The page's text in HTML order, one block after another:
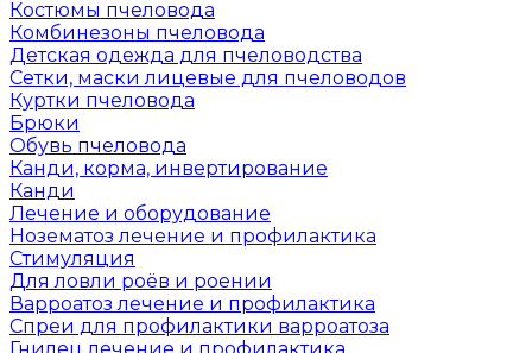
Костюмы пчеловода
Комбинезоны пчеловода
Детская одежда для пчеловодства
Сетки, маски лицевые для пчеловодов
Куртки пчеловода
Брюки
Обувь пчеловода
Канди, корма, инвертирование
Канди
Лечение и оборудование
Нозематоз лечение и профилактика
Стимуляция
Для ловли роёв и роении
Варроатоз лечение и профилактика
Спреи для профилактики варроатоза